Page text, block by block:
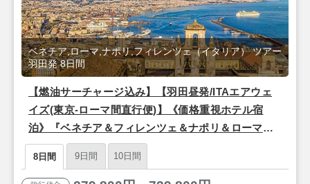
【燃油サーチャージ込み】【羽田昼発/ITAエアウェ
イズ(東京-ローマ間直行便)】《価格重視ホテル宿
泊》『ベネチア＆フィレンツェ＆ナポリ＆ローマ』8
日間
ベネチア,ローマ,ナポリ,フィレンツェ（イタリア） ツアー
羽田発 8日間
8日間 9日間 10日間